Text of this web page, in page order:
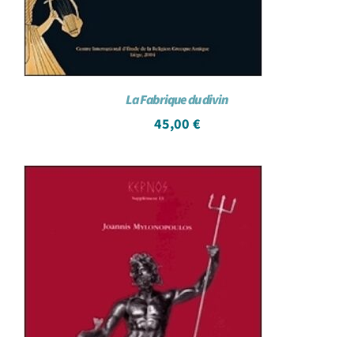
La Fabrique du divin
45,00 €